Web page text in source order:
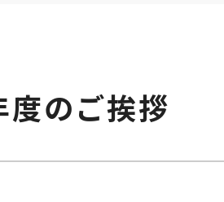
度のご挨拶